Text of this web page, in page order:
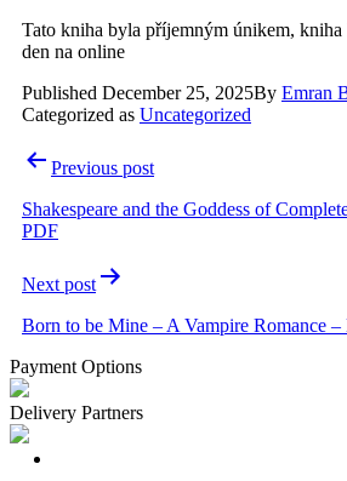
Tato kniha byla příjemným únikem,
den na online
Published December 25, 2025By Emran
Categorized as Uncategorized
Post
navigation
Previous post
Shakespeare and the Goddess of
PDF
Next post
Born to be Mine – A Vampire Romance
Payment Options
Delivery Partners